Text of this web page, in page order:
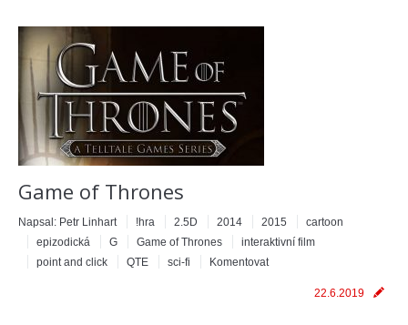
Game of Thrones
Napsal: Petr Linhart !hra 2.5D 2014 2015
cartoon
epizodická
G Game of Thrones
interaktivní film
point and click
QTE sci-fi Komentovat
22.6.2019